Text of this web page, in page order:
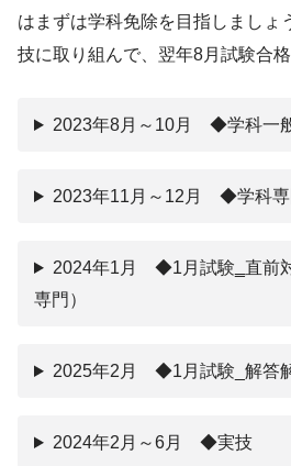
はまずは学科免除を目指しましょ
技に取り組んで、翌年8月試験合
2023年8月～10月 ◆学科一
2023年11月～12月 ◆学科
2024年1月 ◆1月試験‗直前
専門）
2025年2月 ◆1月試験_解答
2024年2月～6月 ◆実技